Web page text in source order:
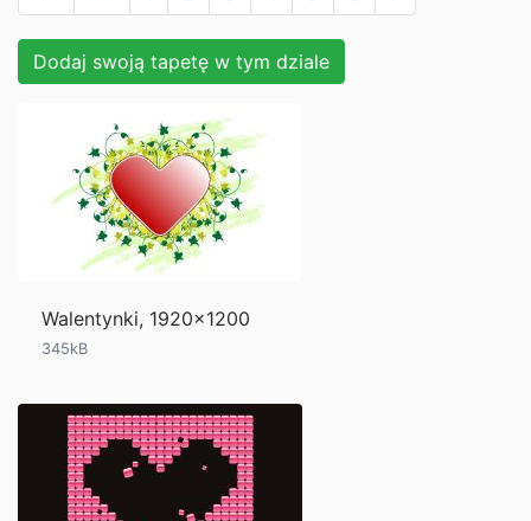
Dodaj swoją tapetę w tym dziale
Walentynki, 1920x1200
345kB